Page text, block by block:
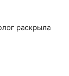
раскрыла